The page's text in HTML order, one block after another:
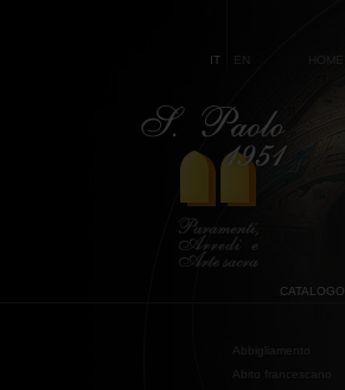
IT EN HOME
CATALOGO
Abbigliamento
Abito francescano